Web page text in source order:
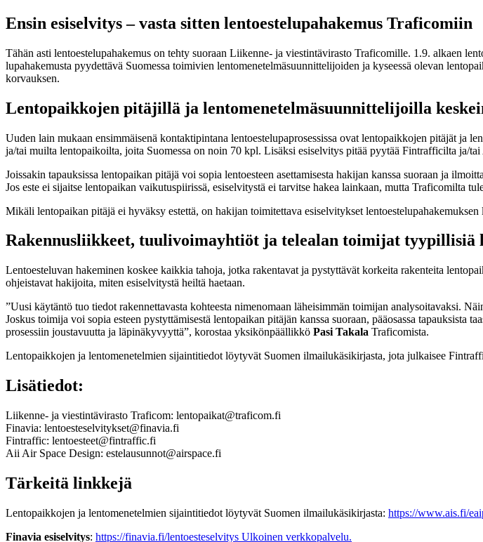
Ensin esiselvitys – vasta sitten lentoestelupahakemus Traficomiin
Tähän asti lentoestelupahakemus on tehty suoraan Liikenne- ja viestintävirasto Traficomille. 1.9. alkaen
lupahakemusta pyydettävä Suomessa toimivien lentomenetelmäsuunnittelijoiden ja kyseessä olevan
korvauksen.
Lentopaikkojen pitäjillä ja lentomenetelmäsuunnittelijoilla
Uuden lain mukaan ensimmäisenä kontaktipintana lentoestelupaprosessissa ovat lentopaikkojen pitäjät ja
ja/tai muilta lentopaikoilta, joita Suomessa on noin 70 kpl. Lisäksi esiselvitys pitää pyytää Fintrafficilta ja/
Joissakin tapauksissa lentopaikan pitäjä voi sopia lentoesteen asettamisesta hakijan kanssa suoraan ja
Jos este ei sijaitse lentopaikan vaikutuspiirissä, esiselvitystä ei tarvitse hakea lainkaan, mutta Traficomilta
Mikäli lentopaikan pitäjä ei hyväksy estettä, on hakijan toimitettava esiselvitykset
Rakennusliikkeet, tuulivoimayhtiöt ja telealan toimijat tyypillisiä
Lentoesteluvan hakeminen koskee kaikkia tahoja, jotka rakentavat ja pystyttävät korkeita rakenteita
ohjeistavat hakijoita, miten esiselvitystä heiltä haetaan.
”Uusi käytäntö tuo tiedot rakennettavasta kohteesta nimenomaan läheisimmän toimijan analysoitavaksi.
Joskus toimija voi sopia esteen pystyttämisestä lentopaikan pitäjän kanssa suoraan, pääosassa
prosessiin joustavuutta ja läpinäkyvyyttä”, korostaa yksikönpäällikkö Pasi Takala Traficomista.
Lentopaikkojen ja lentomenetelmien sijaintitiedot löytyvät Suomen ilmailukäsikirjasta, jota julkaisee
Lisätiedot:
Liikenne- ja viestintävirasto Traficom: lentopaikat@traficom.fi
Finavia: lentoesteselvitykset@finavia.fi
Fintraffic: lentoesteet@fintraffic.fi
Aii Air Space Design: estelausunnot@airspace.fi
Tärkeitä linkkejä
Lentopaikkojen ja lentomenetelmien sijaintitiedot löytyvät Suomen ilmailukäsikirjasta: https://www.ais.fi/
Finavia esiselvitys: https://finavia.fi/lentoesteselvitys Ulkoinen verkkopalvelu.